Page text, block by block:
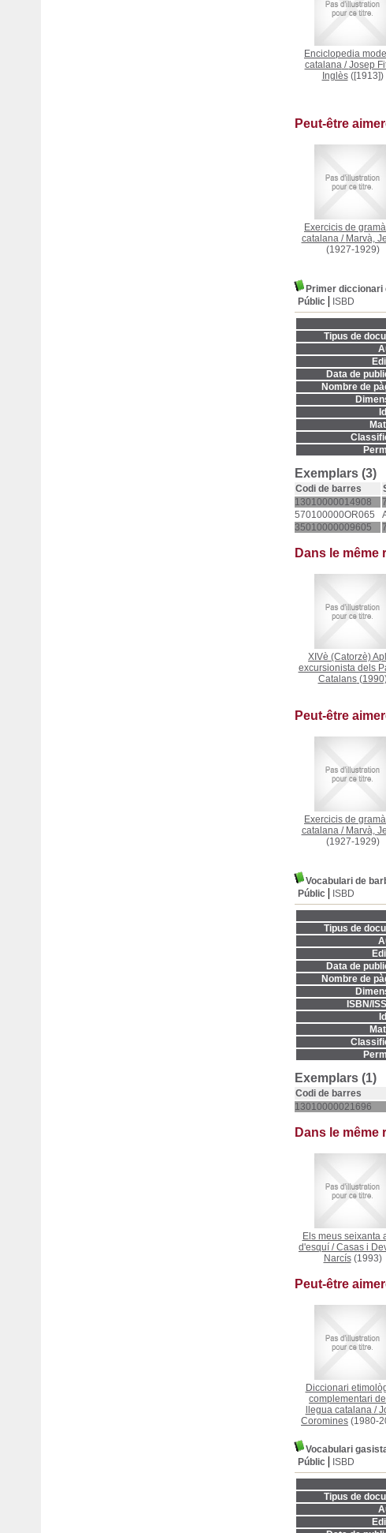
Enciclopedia
catalana/Josep
Inglès([1913])
Peut-être
Exercicis de
catalana/ Marvà,
(1927-1929)
Primer
Públic
ISBD
Tipus de
Data de
Nombre de
Exemplars (3)
Codi de barres
13010000014908
570100000OR065
35010000009605
Dans le même
XIVè (Catorzè)
excursionista dels
Catalans
Peut-être
Exercicis de
catalana/ Marvà,
(1927-1929)
Vocabulari de
Públic
ISBD
Tipus de
Data de
Nombre de
ISBN/
Exemplars (1)
Codi de barres
13010000021696
Dans le même
Els meus seixanta
d'esquí /Casas i
Narcís(1993)
Peut-être
Diccionari
complementari
llegua catalana/
Coromines (1980-
Vocabulari
Públic
ISBD
Tipus de